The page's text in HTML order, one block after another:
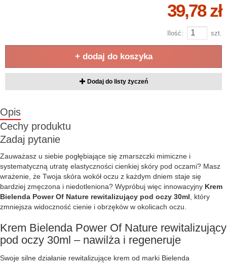
39,78 zł
Ilość: szt.
+ dodaj do koszyka
Dodaj do listy życzeń
Opis
Cechy produktu
Zadaj pytanie
Zauważasz u siebie pogłębiające się zmarszczki mimiczne i
systematyczną utratę elastyczności cienkiej skóry pod oczami? Masz
wrażenie, że Twoja skóra wokół oczu z każdym dniem staje się
bardziej zmęczona i niedotleniona? Wypróbuj więc innowacyjny Krem
Bielenda Power Of Nature rewitalizujący pod oczy 30ml , który
zmniejsza widoczność cienie i obrzęków w okolicach oczu.
Krem Bielenda Power Of Nature rewitalizujący
pod oczy 30ml – nawilża i regeneruje
Swoje silne działanie rewitalizujące krem od marki Bielenda